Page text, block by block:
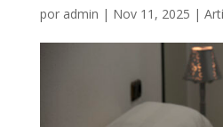
por admin | Nov 11, 2025 |